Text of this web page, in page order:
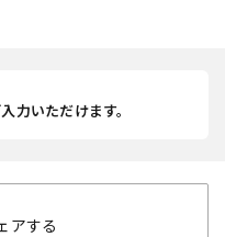
力いただけます。
アする